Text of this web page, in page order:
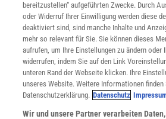
Auch in jungen Jahren ist es also ein
Gesundheit zu achten. Je früher man es
desto höher ist die Wahrscheinlichkeit für
Leben. Ausgewogene Ernährung und
Hebel. Zellen sind dafür gemacht, aktiv zu
verbrennen. Und wir sitzen nicht nur viel
umso mehr und fettreicher, je mehr wir
auf unser Gehirn aus, das unseren
Datenschutz
Nutzungsbedingungen
Cookie-Einstellungen
Utiq verwalten
Nutzungsbasierte Onlinewerbung
Alle Artikel
Impressum
bereitzustellen“ aufgeführten Zwecke. Durch
oder Widerruf Ihrer Einwilligung werden diese
deaktiviert sind, sind manche Inhalte und
mehr so relevant für Sie. Sie können dieses
aufrufen, um Ihre Einstellungen zu ändern oder
widerrufen, indem Sie auf den Link
unteren Rand der Webseite klicken. Ihre
unseres Website. Weitere Informationen finden
Datenschutzerklärung. Datenschutz
Wir und unsere Partner verarbeiten